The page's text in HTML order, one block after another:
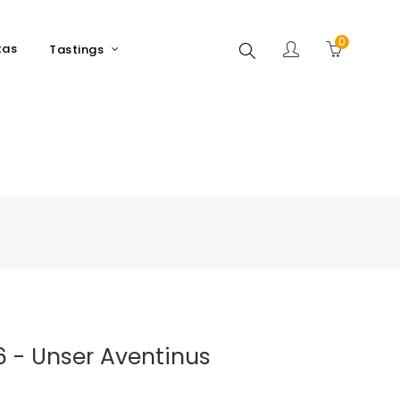
Tastings Search 0
- Unser Aventinus